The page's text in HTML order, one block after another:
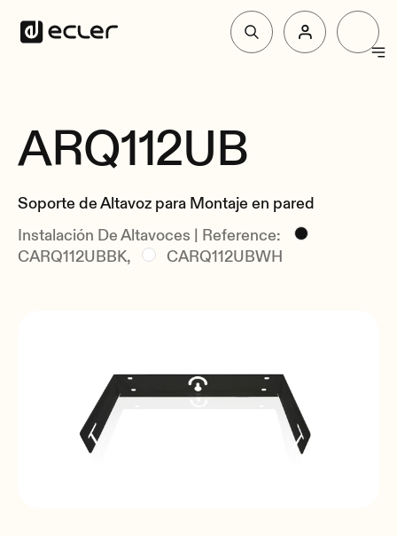
Soluciones
Por qué Ecler
Resumen
ARQ112UB
Soporte de Altavoz para Montaje en pared
Instalación De Altavoces | Reference:
CARQ112UBBK,
CARQ112UBWH